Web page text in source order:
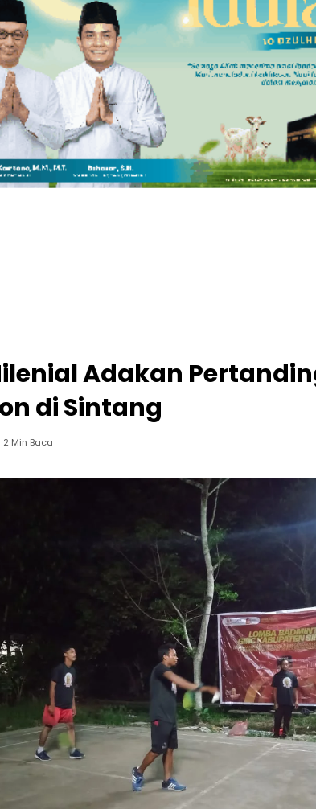
Adakan
di Sintang
2 Min Baca